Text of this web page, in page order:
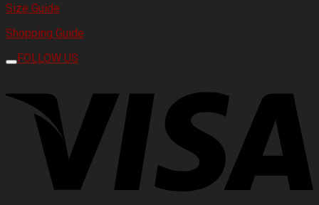
Size Guide
Shopping Guide
FOLLOW US